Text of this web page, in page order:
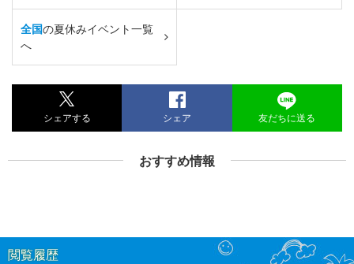
全国の夏休みイベント一覧
へ
シェアする シェア 友だちに送る
おすすめ情報
閲覧履歴